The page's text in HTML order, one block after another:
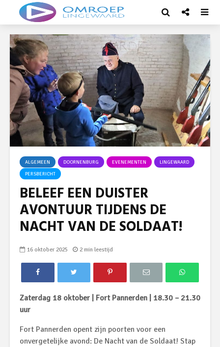
ALGEMEEN DOORNENBURG EVENEMENTEN
LINGEWAARD
PERSBERICHT
BELEEF EEN DUISTER
AVONTUUR TIJDENS DE
NACHT VAN DE SOLDAAT!
16 oktober 2025 2 min leestijd
Zaterdag 18 oktober | Fort Pannerden | 18.30 – 21.30
uur
Fort Pannerden opent zijn poorten voor een
onvergetelijke avond: De Nacht van de Soldaat! Stap